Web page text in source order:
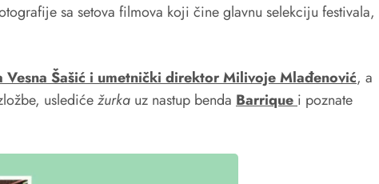
sa setova filmova koji čine glavnu selekciju festivala,
Šašić i umetnički direktor Milivoje Mlađenović, a
usledićežurka uz nastup benda Barrique i poznate